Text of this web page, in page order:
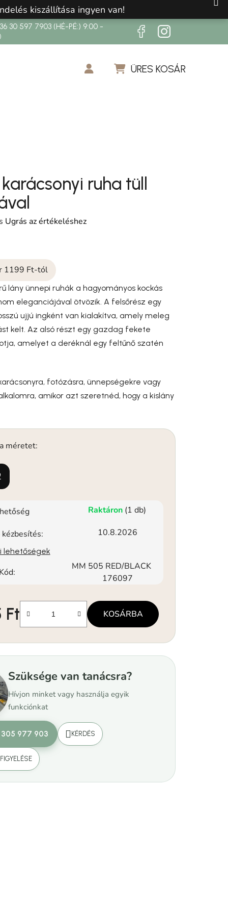
kiszállítása ingyen van!
30 597 7903 (HÉ-PÉ:) 9:00 -
ÜRES KOSÁR
ruha tüll
értékelése 5-ből 0,0 csillag.
Ugrás az értékeléshez
1199 Ft-tól
lány ünnepi ruhák a hagyományos kockás
eleganciájával ötvözik. A felsőrész egy
ujjú ingként van kialakítva, amely meleg
kelt. Az alsó részt egy gazdag fekete
amelyet a deréknál egy feltűnő szatén
fotózásra, ünnepségekre vagy
amikor azt szeretnéd, hogy a kislány
méretet:
Raktáron (1 db)
10.8.2026
lehetőségek
Kód:
MM 505 RED/BLACK
176097
Ft KOSÁRBA
Szüksége van tanácsra?
Hívjon minket vagy használja egyik
funkciónkat
977 903 KÉRDÉS